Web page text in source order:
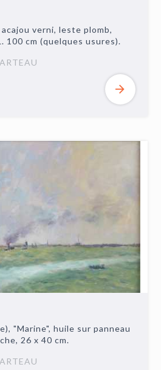
verni, leste plomb,
100 cm (quelques usures).
"Marine", huile sur panneau
26 x 40 cm.